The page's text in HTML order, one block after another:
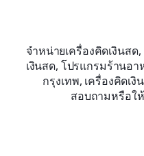
จำหน่ายเครื่องคิดเงินสด
เงินสด, โปรแกรมร้านอา
กรุงเทพ, เครื่องคิด
สอบถามหรือใ